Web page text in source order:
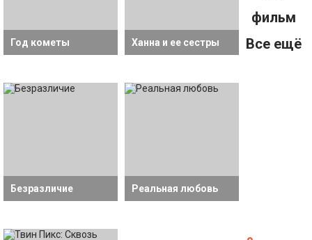
Год кометы Ханна и ее сестры
Безразличие Реальная любовь
фильм
Все ещё